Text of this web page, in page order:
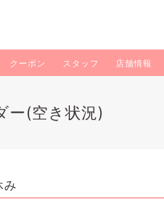
クーポン スタッフ 店舗情報
ー(空き状況)
み